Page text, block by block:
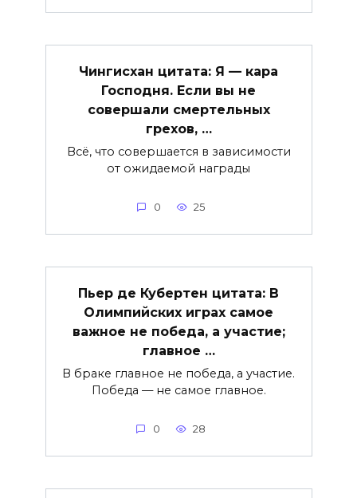
Чингисхан цитата: Я — кара
Господня. Если вы не
совершали смертельных
грехов, …
Всё, что совершается в зависимости
от ожидаемой награды
0 25
Пьер де Кубертен цитата: В
Олимпийских играх самое
важное не победа, а участие;
главное …
В браке главное не победа, а участие.
Победа — не самое главное.
0 28